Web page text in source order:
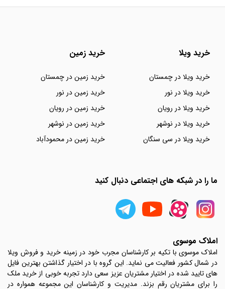
خرید ویلا
خرید ویلا در چمستان
خرید ویلا در نور
خرید ویلا در رویان
خرید ویلا در نوشهر
خرید ویلا در سی سنگان
خرید زمین
خرید زمین در چمستان
خرید زمین در نور
خرید زمین در رویان
خرید زمین در نوشهر
خرید زمین در محمودآباد
ما را در شبکه های اجتماعی دنبال کنید
املاک موسوی
املاک موسوی با تکیه بر کارشناسان مجرب خود در زمینه خرید و فروش ویلا
در شمال کشور فعالیت می نماید. این گروه با در اختیار گذاشتن بهترین فایل
های تایید شده در اختیار مشتریان عزیز سعی دارد تجربه خوبی از خرید ملک
را برای مشتریان رقم بزند. مدیریت و کارشناسان این مجموعه همواره در